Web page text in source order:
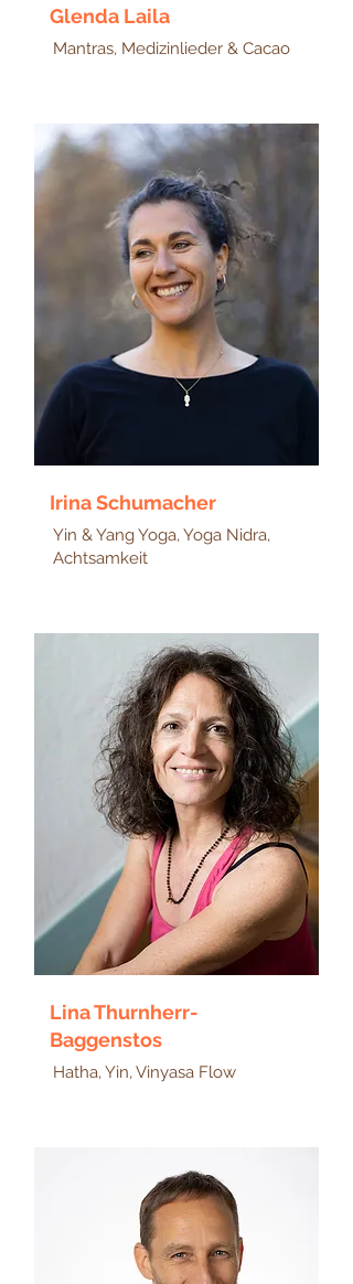
Glenda Laila
Mantras, Medizinlieder & Cacao
Irina Schumacher
Yin & Yang Yoga, Yoga Nidra,
Achtsamkeit
Lina Thurnherr-
Baggenstos
Hatha, Yin, Vinyasa Flow